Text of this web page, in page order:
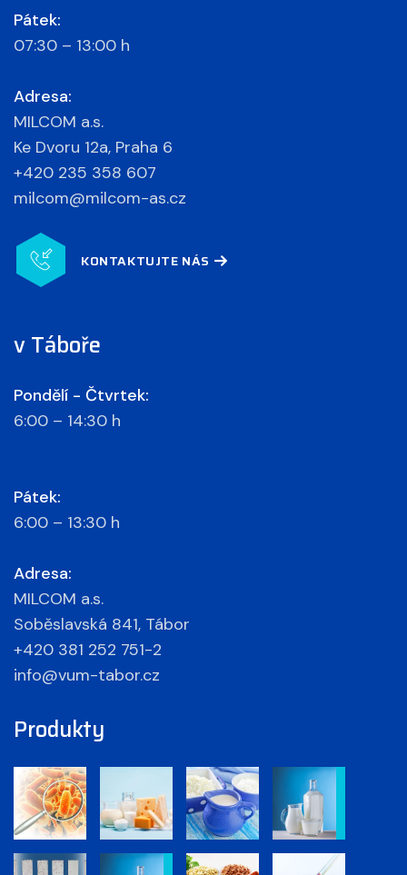
Pátek:
07:30 – 13:00 h
Adresa:
MILCOM a.s.
Ke Dvoru 12a, Praha 6
+420 235 358 607
milcom@milcom-as.cz
KONTAKTUJTE NÁS
v Táboře
Pondělí - Čtvrtek:
6:00 – 14:30 h
Pátek:
6:00 – 13:30 h
Adresa:
MILCOM a.s.
Soběslavská 841, Tábor
+420 381 252 751-2
info@vum-tabor.cz
Produkty